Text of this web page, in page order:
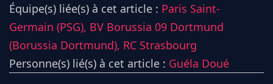
Équipe(s) liée(s) à cet article : Paris Saint-
Germain (PSG), BV Borussia 09 Dortmund
(Borussia Dortmund), RC Strasbourg
Personne(s) lié(s) à cet article : Guéla Doué